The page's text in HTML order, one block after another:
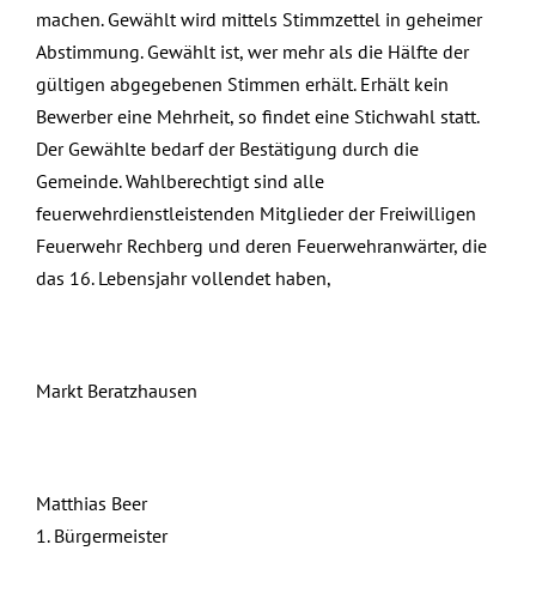
machen. Gewählt wird mittels Stimmzettel in geheimer
Abstimmung. Gewählt ist, wer mehr als die Hälfte der
gültigen abgegebenen Stimmen erhält. Erhält kein
Bewerber eine Mehrheit, so findet eine Stichwahl statt.
Der Gewählte bedarf der Bestätigung durch die
Gemeinde. Wahlberechtigt sind alle
feuerwehrdienstleistenden Mitglieder der Freiwilligen
Feuerwehr Rechberg und deren Feuerwehranwärter, die
das 16. Lebensjahr vollendet haben,
Markt Beratzhausen
Matthias Beer
1. Bürgermeister